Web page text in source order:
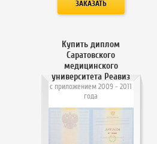
Купить диплом
Саратовского
медицинского
университета Реавиз
с приложением 2009 - 2011
года